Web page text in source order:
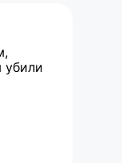
убили